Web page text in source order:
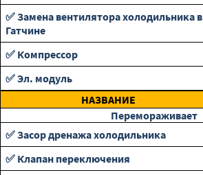
✅ Замена вентилятора холодильника в
Гатчине
✅ Компрессор
✅ Эл. модуль
НАЗВАНИЕ
Перемораживает
✅ Засор дренажа холодильника
✅ Клапан переключения